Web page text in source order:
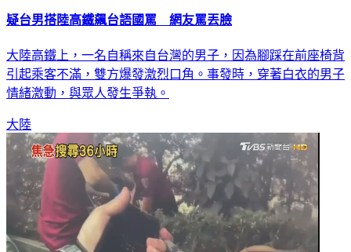
疑台男搭陸高鐵飆台語國罵 網友罵丟臉
大陸高鐵上，一名自稱來自台灣的男子，因為腳踩在前座椅背
引起乘客不滿，雙方爆發激烈口角。事發時，穿著白衣的男子
情緒激動，與眾人發生爭執。
大陸